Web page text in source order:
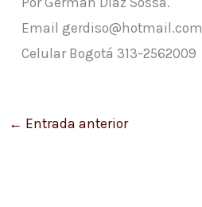
Email gerdiso@hotmail.com
Celular Bogotá 313-2562009
← Entrada anterior